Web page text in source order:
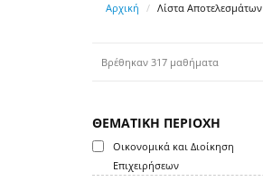
Αρχική Λίστα Αποτελεσμάτων
Βρέθηκαν 317 μαθήματα
ΘΕΜΑΤΙΚΗ ΠΕΡΙΟΧΗ
Οικονομικά και Διοίκηση
Επιχειρήσεων